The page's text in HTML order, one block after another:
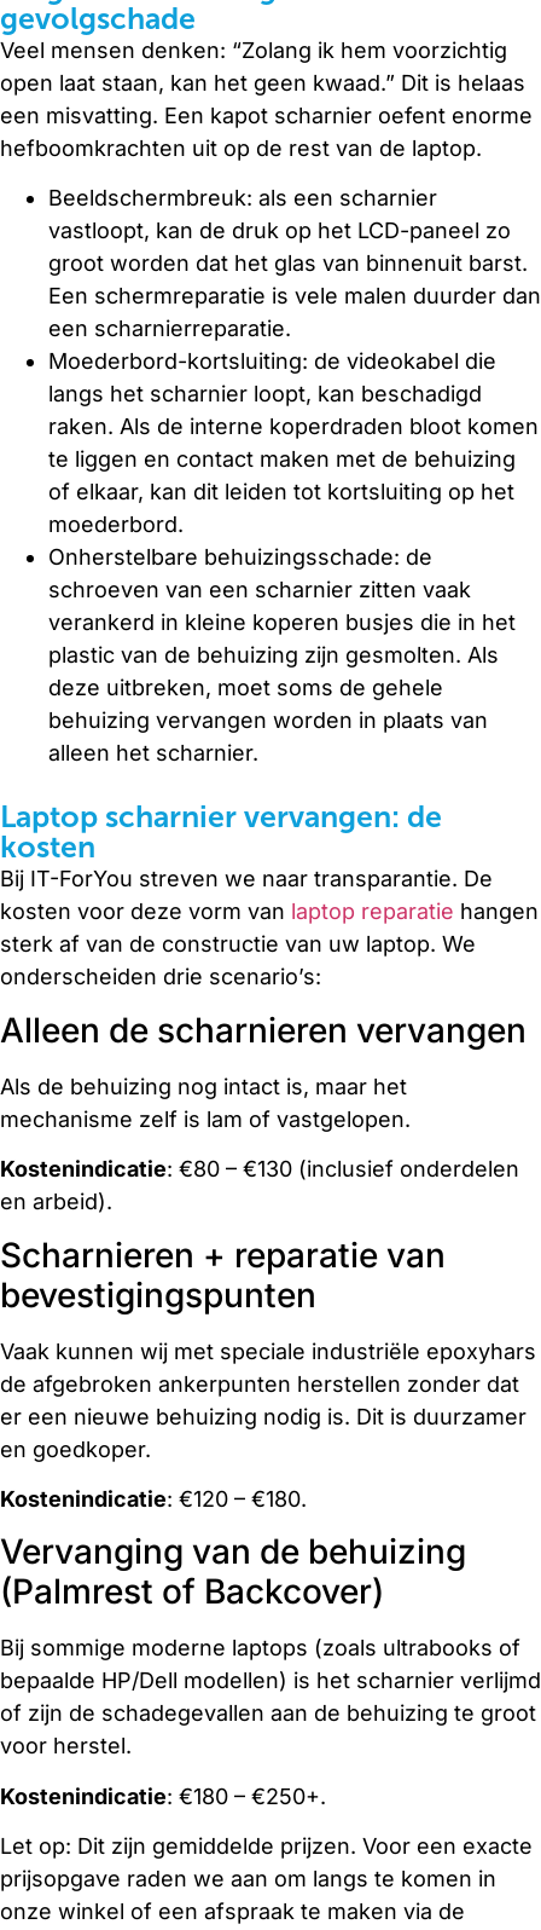
gevolgschade
Veel mensen denken: “Zolang ik hem voorzichtig
open laat staan, kan het geen kwaad.” Dit is helaas
een misvatting. Een kapot scharnier oefent enorme
hefboomkrachten uit op de rest van de laptop.
Beeldschermbreuk: als een scharnier
vastloopt, kan de druk op het LCD-paneel zo
groot worden dat het glas van binnenuit barst.
Een schermreparatie is vele malen duurder dan
een scharnierreparatie.
Moederbord-kortsluiting: de videokabel die
langs het scharnier loopt, kan beschadigd
raken. Als de interne koperdraden bloot komen
te liggen en contact maken met de behuizing
of elkaar, kan dit leiden tot kortsluiting op het
moederbord.
Onherstelbare behuizingsschade: de
schroeven van een scharnier zitten vaak
verankerd in kleine koperen busjes die in het
plastic van de behuizing zijn gesmolten. Als
deze uitbreken, moet soms de gehele
behuizing vervangen worden in plaats van
alleen het scharnier.
Laptop scharnier vervangen: de
kosten
Bij IT-ForYou streven we naar transparantie. De
kosten voor deze vorm van laptop reparatie hangen
sterk af van de constructie van uw laptop. We
onderscheiden drie scenario’s:
Alleen de scharnieren vervangen
Als de behuizing nog intact is, maar het
mechanisme zelf is lam of vastgelopen.
Kostenindicatie: €80 – €130 (inclusief onderdelen
en arbeid).
Scharnieren + reparatie van
bevestigingspunten
Vaak kunnen wij met speciale industriële epoxyhars
de afgebroken ankerpunten herstellen zonder dat
er een nieuwe behuizing nodig is. Dit is duurzamer
en goedkoper.
Kostenindicatie: €120 – €180.
Vervanging van de behuizing
(Palmrest of Backcover)
Bij sommige moderne laptops (zoals ultrabooks of
bepaalde HP/Dell modellen) is het scharnier verlijmd
of zijn de schadegevallen aan de behuizing te groot
voor herstel.
Kostenindicatie: €180 – €250+.
Let op: Dit zijn gemiddelde prijzen. Voor een exacte
prijsopgave raden we aan om langs te komen in
onze winkel of een afspraak te maken via de